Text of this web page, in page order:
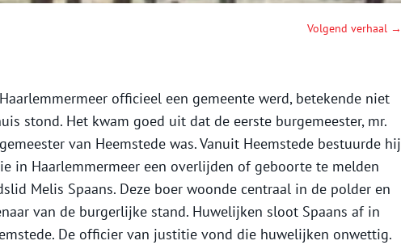
Volgend verhaal →
officieel een gemeente werd, betekende niet
stond. Het kwam goed uit dat de eerste burgemeester, mr.
van Heemstede was. Vanuit Heemstede bestuurde hij
in Haarlemmermeer een overlijden of geboorte te melden
Melis Spaans. Deze boer woonde centraal in de polder en
van de burgerlijke stand. Huwelijken sloot Spaans af in
De officier van justitie vond die huwelijken onwettig.